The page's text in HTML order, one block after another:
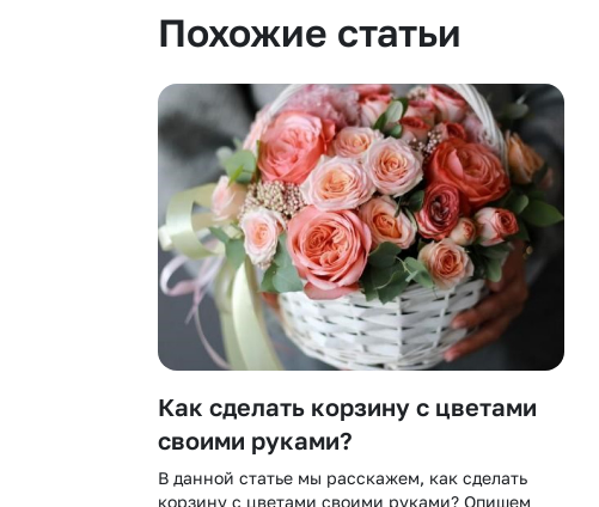
Похожие статьи
Как сделать корзину с цветами
своими руками?
В данной статье мы расскажем, как сделать
корзину с цветами своими руками? Опишем